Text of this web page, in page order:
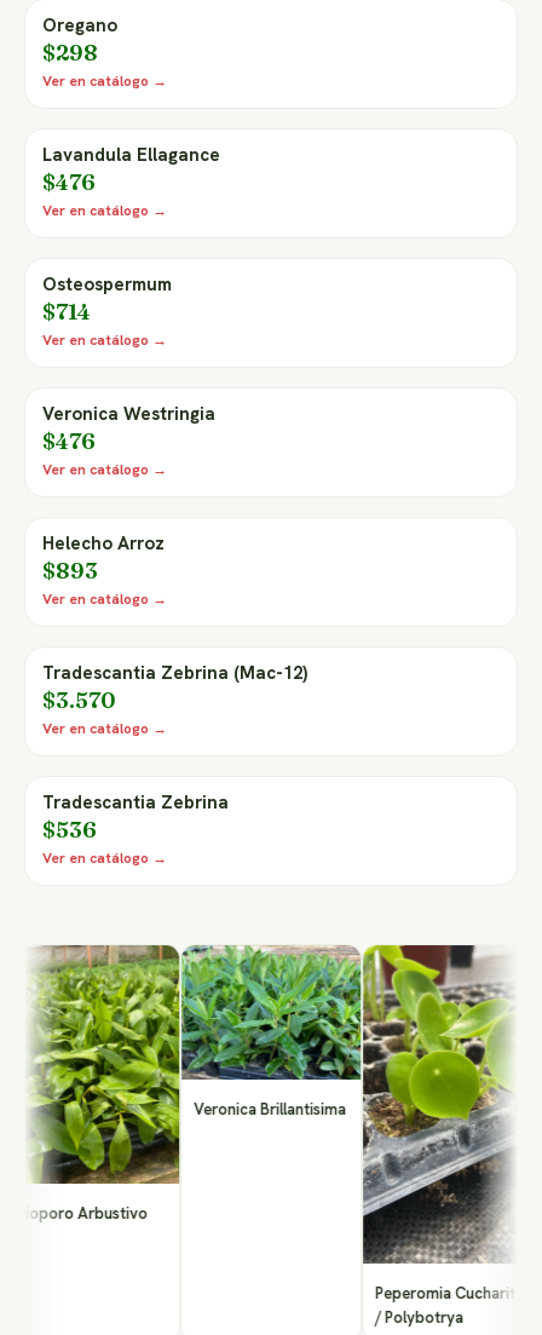
Oregano
$298
Ver en catálogo →
Lavandula Ellagance
$476
Ver en catálogo →
Osteospermum
$714
Ver en catálogo →
Veronica Westringia
$476
Ver en catálogo →
Helecho Arroz
$893
Ver en catálogo →
Tradescantia Zebrina (Mac-12)
$3.570
Ver en catálogo →
Tradescantia Zebrina
$536
Ver en catálogo →
Arbustivo
Veronica Brillantisima
Peperomia Cucharita
/ Polybotrya